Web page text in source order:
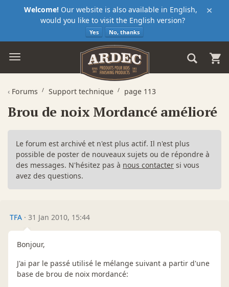
×
Welcome! Our website is also available in English,
would you like to visit the English version?
Yes No, thanks
‹ Forums Support technique page 113
Brou de noix Mordancé amélioré
Le forum est archivé et n'est plus actif. Il n'est plus
possible de poster de nouveaux sujets ou de répondre à
des messages. N'hésitez pas à nous contacter si vous
avez des questions.
TFA · 31 Jan 2010, 15:44
Bonjour,
J'ai par le passé utilisé le mélange suivant a partir d'une
base de brou de noix mordancé: